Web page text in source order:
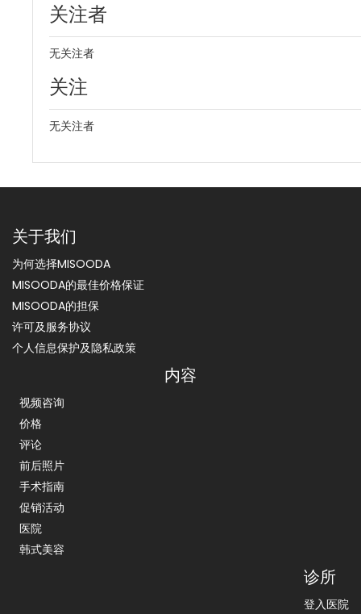
关注者
无关注者
关注
无关注者
关于我们
为何选择MISOODA
MISOODA的最佳价格保证
MISOODA的担保
许可及服务协议
个人信息保护及隐私政策
内容
视频咨询
价格
评论
前后照片
手术指南
促销活动
医院
韩式美容
诊所
登入医院